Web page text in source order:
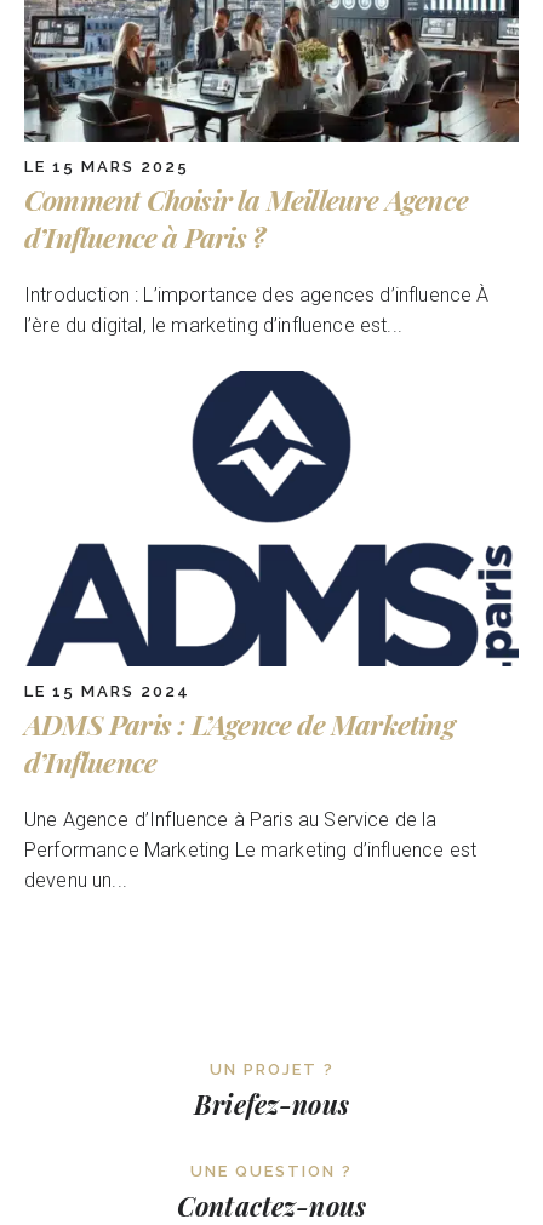
LE 15 MARS 2025
Comment Choisir la Meilleure Agence
d’Influence à Paris ?
Introduction : L’importance des agences d’influence À
l’ère du digital, le marketing d’influence est...
LE 15 MARS 2024
ADMS Paris : L’Agence de Marketing
d’Influence
Une Agence d’Influence à Paris au Service de la
Performance Marketing Le marketing d’influence est
devenu un...
UN PROJET ?
Briefez-nous
UNE QUESTION ?
Contactez-nous